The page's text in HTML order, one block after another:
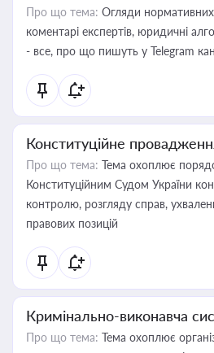
Про що тема: Огляди нормативних
коментарі експертів, юридичні
- все, про що пишуть у Telegram
Конституційне
Про що тема: Тема охоплює
Конституційним Судом України
контролю, розгляду справ,
правових позицій
Кримінально-виконавча
Про що тема: Тема охоплює